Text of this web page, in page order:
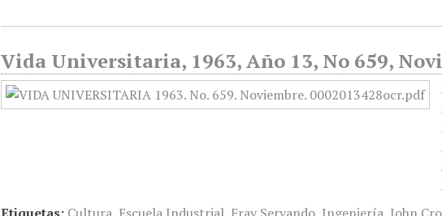
Vida Universitaria, 1963, Año 13, No 659,